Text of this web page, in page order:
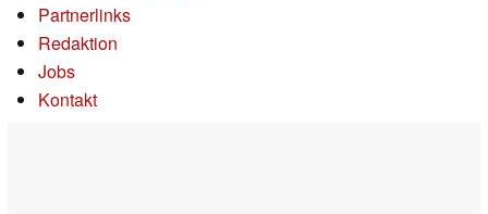
Partnerlinks
Redaktion
Jobs
Kontakt